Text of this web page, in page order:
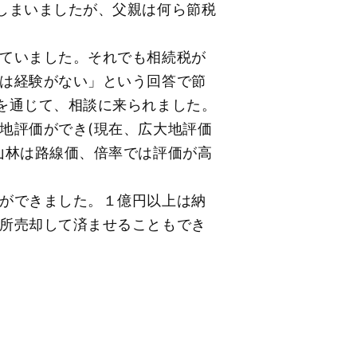
まいましたが、父親は何ら節税
いました。それでも相続税が
経験がない」という回答で節
じて、相談に来られました。
評価ができ(現在、広大地評価
は路線価、倍率では評価が高
できました。１億円以上は納
売却して済ませることもでき